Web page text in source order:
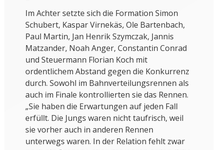
Im Achter setzte sich die Formation Simon
Schubert, Kaspar Virnekäs, Ole Bartenbach,
Paul Martin, Jan Henrik Szymczak, Jannis
Matzander, Noah Anger, Constantin Conrad
und Steuermann Florian Koch mit
ordentlichem Abstand gegen die Konkurrenz
durch. Sowohl im Bahnverteilungsrennen als
auch im Finale kontrollierten sie das Rennen.
„Sie haben die Erwartungen auf jeden Fall
erfüllt. Die Jungs waren nicht taufrisch, weil
sie vorher auch in anderen Rennen
unterwegs waren. In der Relation fehlt zwar